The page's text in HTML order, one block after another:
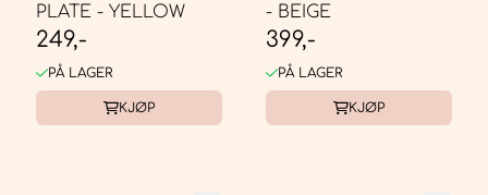
PLATE - YELLOW
249,-
PÅ LAGER
KJØP
- BEIGE
399,-
PÅ LAGER
KJØP